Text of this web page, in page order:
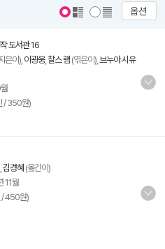
옵션
도서관 16
은이), 이광웅, 찰스 램 (엮은이), 브누아 시유
/ 350원)
김경혜 (옮긴이)
11월
/ 450원)